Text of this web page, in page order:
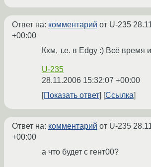
Ответ на: комментарий от U-235
+00:00
Кхм, т.e. в Edgy :) Всё время
U-235
28.11.2006 15:32:07 +00:00
Показать ответ
Ссылка
Ответ на: комментарий от U-235
+00:00
а что будет с гент00?